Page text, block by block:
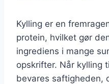
Kylling er en
protein, hvilket gør
ingrediens i mange
opskrifter. Når kylling
bevares saftigheden,